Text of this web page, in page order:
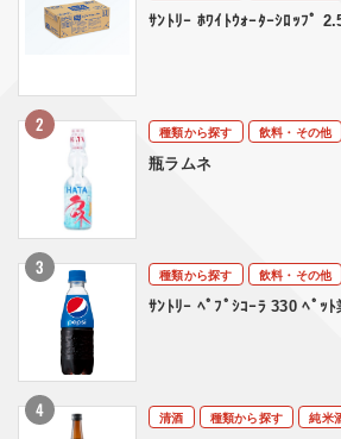
ｻﾝﾄﾘｰ ﾎﾜｲﾄｳｫｰﾀｰｼﾛｯﾌﾟ
種類から探す 飲料・その他
瓶ラムネ
種類から探す 飲料・その他
ｻﾝﾄﾘｰ ﾍﾟﾌﾟｼｺｰﾗ 330 ﾍﾟｯﾄ
清酒 種類から探す
純米